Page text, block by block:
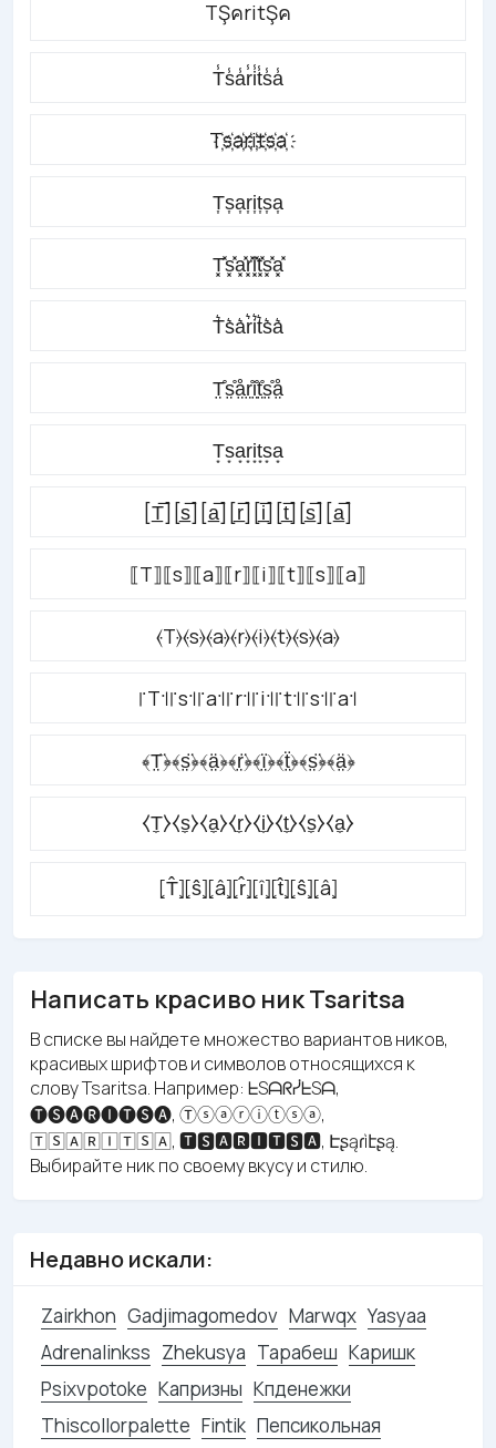
TŞคritŞค
T̾s̾a̾r̾i̾t̾s̾a̾
T҉s҉a҉r҉i҉t҉s҉a҉
T͎s͎a͎r͎i͎t͎s͎a͎
T͓̽s͓̽a͓̽r͓̽i͓̽t͓̽s͓̽a͓̽
T͛s͛a͛r͛i͛t͛s͛a͛
T̤̊s̤̊å̤r̤̊i̤̊t̤̊s̤̊å̤
T͙s͙a͙r͙i͙t͙s͙a͙
[T̲̅][s̲̅][a̲̅][r̲̅][i̲̅][t̲̅][s̲̅][a̲̅]
⟦T⟧⟦s⟧⟦a⟧⟦r⟧⟦i⟧⟦t⟧⟦s⟧⟦a⟧
⦑T⦒⦑s⦒⦑a⦒⦑r⦒⦑i⦒⦑t⦒⦑s⦒⦑a⦒
꜍T꜉꜍s꜉꜍a꜉꜍r꜉꜍i꜉꜍t꜉꜍s꜉꜍a꜉
﴾T̤̈﴿﴾s̤̈﴿﴾ä̤﴿﴾r̤̈﴿﴾ï̤﴿﴾ẗ̤﴿﴾s̤̈﴿﴾ä̤﴿
⧼T̼⧽⧼s̼⧽⧼a̼⧽⧼r̼⧽⧼i̼⧽⧼t̼⧽⧼s̼⧽⧼a̼⧽
⦏T̂⦎⦏ŝ⦎⦏â⦎⦏r̂⦎⦏î⦎⦏t̂⦎⦏ŝ⦎⦏â⦎
Написать красиво ник Tsaritsa
В списке вы найдете множество вариантов ников,
красивых шрифтов и символов относящихся к
слову Tsaritsa. Например: ᖶSᗩᖇᓰᖶSᗩ,
🅣🅢🅐🅡🅘🅣🅢🅐, Ⓣⓢⓐⓡⓘⓣⓢⓐ,
🅃🅂🄰🅁🄸🅃🅂🄰, 🆃🆂🅰🆁🅸🆃🆂🅰, Էʂąɾìէʂą.
Выбирайте ник по своему вкусу и стилю.
Недавно искали:
Zairkhon Gadjimagomedov Marwqx Yasyaa
Adrenalinkss Zhekusya Тарабеш Каришк
Psixvpotoke Капризны Кпденежки
Thiscollorpalette Fintik Пепсикольная